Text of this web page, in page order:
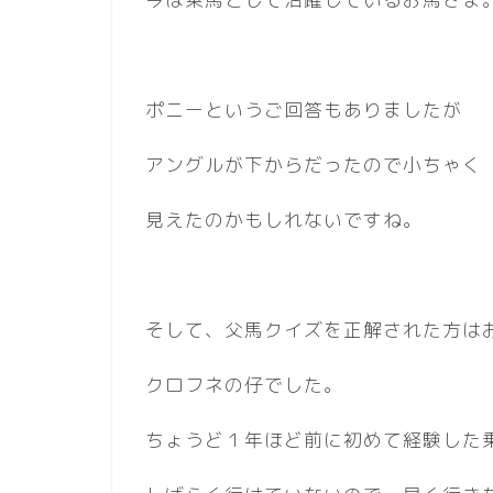
ポニーというご回答もありましたが
アングルが下からだったので小ちゃく
見えたのかもしれないですね。
そして、父馬クイズを正解された方は
クロフネの仔でした。
ちょうど１年ほど前に初めて経験した